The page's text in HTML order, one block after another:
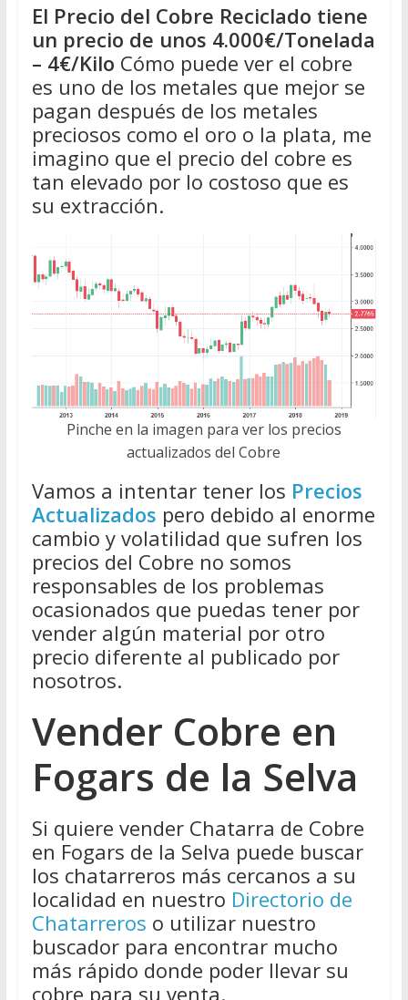
El Precio del Cobre Reciclado tiene
un precio de unos 4.000€/Tonelada
– 4€/Kilo Cómo puede ver el cobre
es uno de los metales que mejor se
pagan después de los metales
preciosos como el oro o la plata, me
imagino que el precio del cobre es
tan elevado por lo costoso que es
su extracción.
Pinche en la imagen para ver los precios
actualizados del Cobre
Vamos a intentar tener los Precios
Actualizados pero debido al enorme
cambio y volatilidad que sufren los
precios del Cobre no somos
responsables de los problemas
ocasionados que puedas tener por
vender algún material por otro
precio diferente al publicado por
nosotros.
Vender Cobre en
Fogars de la Selva
Si quiere vender Chatarra de Cobre
en Fogars de la Selva puede buscar
los chatarreros más cercanos a su
localidad en nuestro Directorio de
Chatarreros o utilizar nuestro
buscador para encontrar mucho
más rápido donde poder llevar su
cobre para su venta.